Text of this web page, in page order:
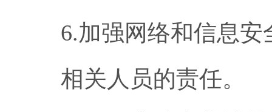
6.加强网络和信息
相关人员的责任。